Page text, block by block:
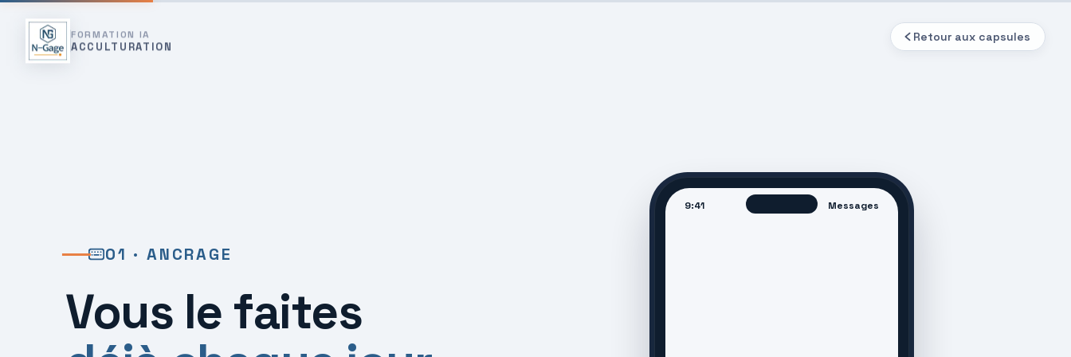
FORMATION IA
ACCULTURATION
Retour aux capsules
01 · ANCRAGE
Vous le faites
9:41 Messages